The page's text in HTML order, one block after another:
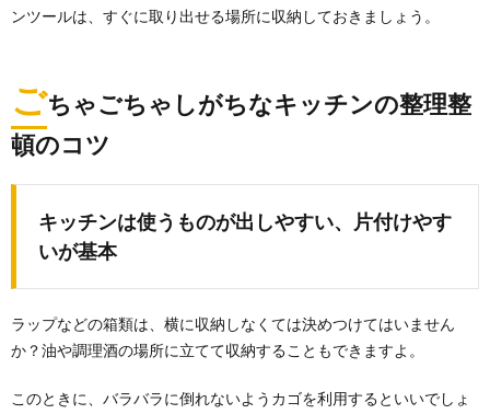
ても大丈夫！
キレイを保つには
カーペットのクリーニング方法について。 カーペット
を自分でクリーニングするにはどうしたらよいの...
ンツールは、すぐに取り出せる場所に収納しておきましょう。
ごちゃごちゃしがちなキッチンの整理整
頓のコツ
キッチンは使うものが出しやすい、片付けやす
いが基本
ラップなどの箱類は、横に収納しなくては決めつけてはいません
か？油や調理酒の場所に立てて収納することもできますよ。
このときに、バラバラに倒れないようカゴを利用するといいでしょ